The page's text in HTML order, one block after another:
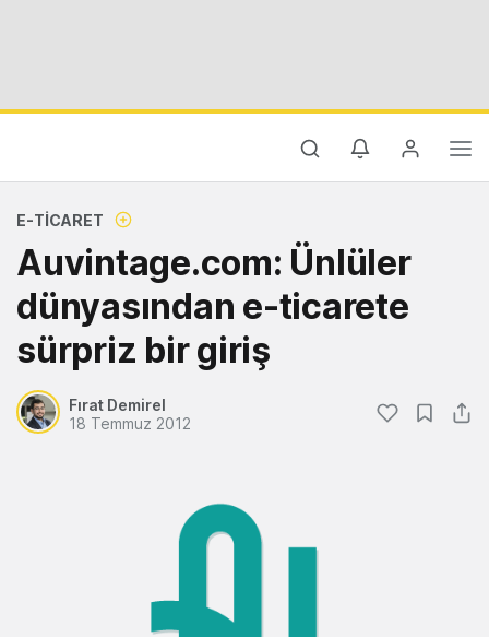
E-TICARET
Auvintage.com: Ünlüler
dünyasından e-ticarete
sürpriz bir giriş
Fırat Demirel
18 Temmuz 2012